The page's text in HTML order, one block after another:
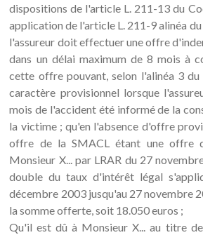
dispositions de l'article L. 211-13 du
application de l'article L. 211-9 alinéa du
l'assureur doit effectuer une offre
dans un délai maximum de 8 mois à
cette offre pouvant, selon l'alinéa 3
caractère provisionnel lorsque
mois de l'accident été informé de la
la victime ; qu'en l'absence d'offre
offre de la SMACL étant une offre
Monsieur X... par LRAR du 27
double du taux d'intérêt légal
décembre 2003 jusqu'au 27 novembre
la somme offerte, soit 18.050 euros ;
Qu'il est dû à Monsieur X... au titre